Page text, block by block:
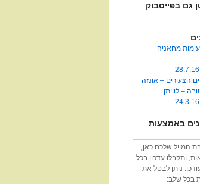
גם בפייסבוק
מחאניה
הצעירים – אונזה
– לוויתן
באמצעות
המייל שלכם כאן,
ותקבלו עדכון בכל
ניתן לבטל את
בכל שלב: